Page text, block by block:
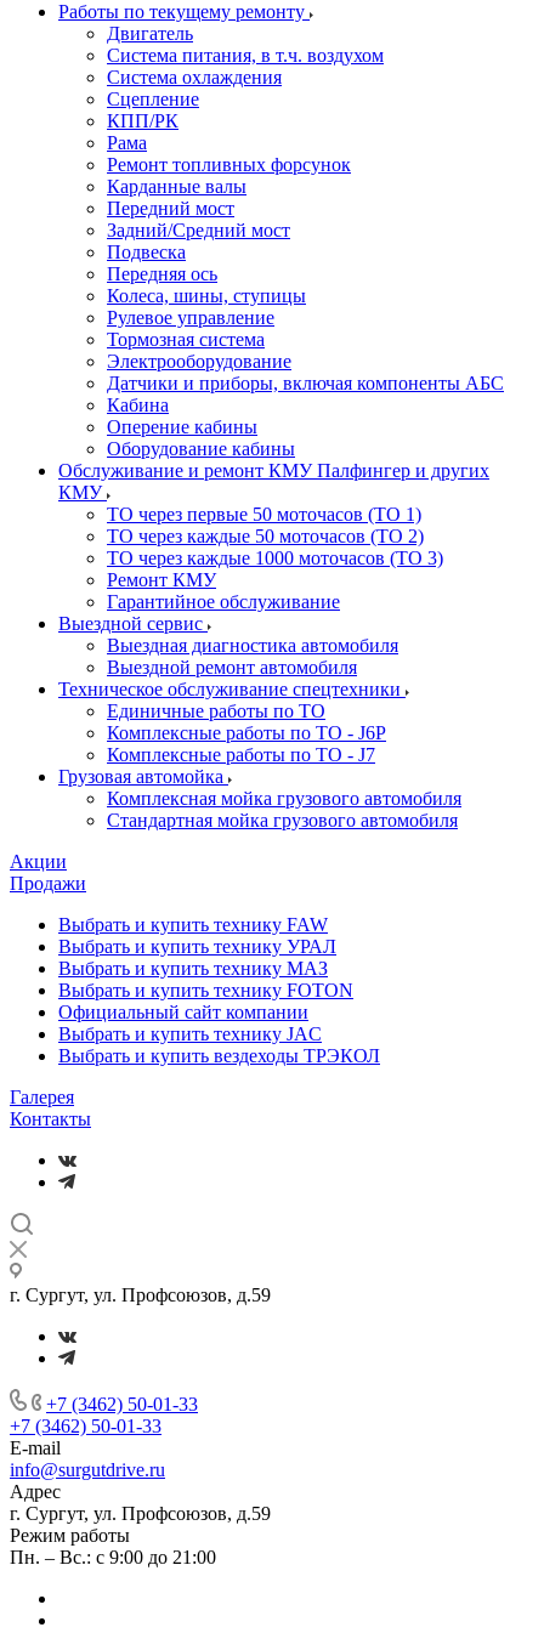
Работы по текущему ремонту
Двигатель
Система питания, в т.ч. воздухом
Система охлаждения
Сцепление
КПП/РК
Рама
Ремонт топливных форсунок
Карданные валы
Передний мост
Задний/Средний мост
Подвеска
Передняя ось
Колеса, шины, ступицы
Рулевое управление
Тормозная система
Электрооборудование
Датчики и приборы, включая компоненты АБС
Кабина
Оперение кабины
Оборудование кабины
Обслуживание и ремонт КМУ Палфингер и других
КМУ
ТО через первые 50 моточасов (ТО 1)
ТО через каждые 50 моточасов (ТО 2)
ТО через каждые 1000 моточасов (ТО 3)
Ремонт КМУ
Гарантийное обслуживание
Выездной сервис
Выездная диагностика автомобиля
Выездной ремонт автомобиля
Техническое обслуживание спецтехники
Единичные работы по ТО
Комплексные работы по ТО - J6P
Комплексные работы по ТО - J7
Грузовая автомойка
Комплексная мойка грузового автомобиля
Стандартная мойка грузового автомобиля
Акции
Продажи
Выбрать и купить технику FAW
Выбрать и купить технику УРАЛ
Выбрать и купить технику МАЗ
Выбрать и купить технику FOTON
Официальный сайт компании
Выбрать и купить технику JAC
Выбрать и купить вездеходы ТРЭКОЛ
Галерея
Контакты
г. Сургут, ул. Профсоюзов, д.59
+7 (3462) 50-01-33
+7 (3462) 50-01-33
E-mail
info@surgutdrive.ru
Адрес
г. Сургут, ул. Профсоюзов, д.59
Режим работы
Пн. – Вс.: с 9:00 до 21:00